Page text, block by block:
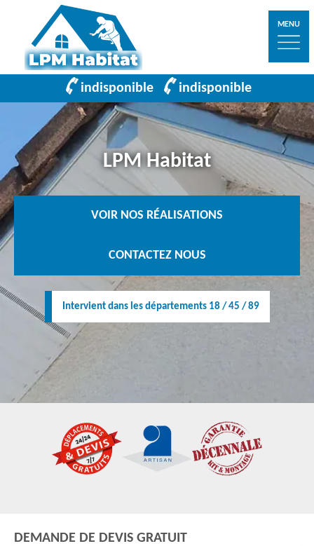
MENU
indisponible indisponible
LPM Habitat
VOIR NOS RÉALISATIONS
CONTACTEZ NOUS
Intervient dans les départements 18 / 45 / 89
DEMANDE DE DEVIS GRATUIT